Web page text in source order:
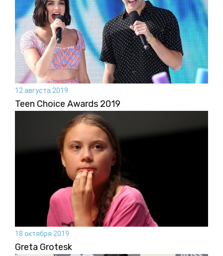
12 августа 2019
Teen Choice Awards 2019
18 октября 2019
Greta Grotesk